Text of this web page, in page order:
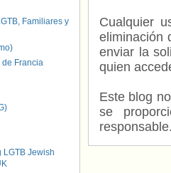
Cualquier
eliminación
enviar la
quien
Este blog
se
Familiares y
de Francia
LGTB Jewish